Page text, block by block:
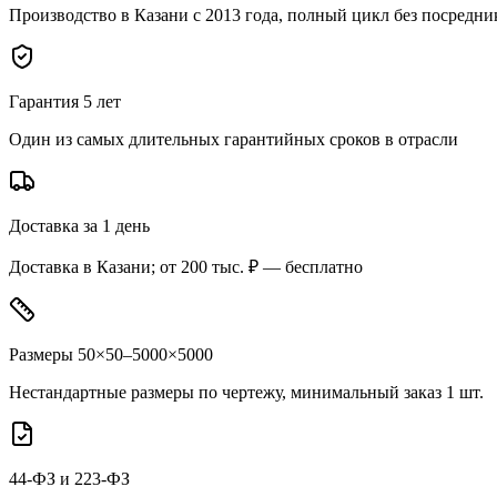
Производство в Казани с 2013 года, полный цикл без
Гарантия 5 лет
Один из самых длительных гарантийных сроков в отрасли
Доставка за 1 день
Доставка в Казани; от 200 тыс. ₽ — бесплатно
Размеры 50×50–5000×5000
Нестандартные размеры по чертежу, минимальный заказ 1 шт.
44-ФЗ и 223-ФЗ